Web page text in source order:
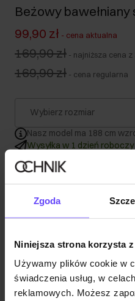
Zgoda
Niniejsza strona korzysta
Używamy plików cookie w
świadczenia usług, w
reklamowych. Możesz
Beżowy
99,90 zł - cena aktualna
169,90 zł - najniższa cena
169,90 zł - cena regularna
Wybierz rozmiar
Nasz model ma 188 cm
Wysyłka w 1 dzień roboczy
Opis produktu
Szczegóły
Skład
Opinie